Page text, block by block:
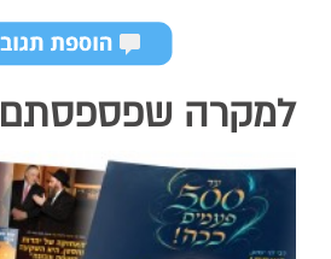
למקרה שפספסתם